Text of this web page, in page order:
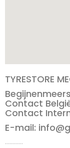
TYRESTORE
Contact
Contact
E-mail: